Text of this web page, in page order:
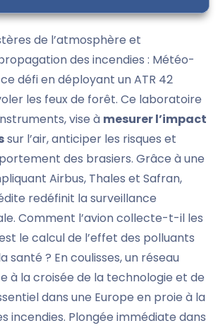
de l’atmosphère et
des incendies : Météo-
défi en déployant un ATR 42
les feux de forêt. Ce laboratoire
vise à mesurer l’impact
sur l’air, anticiper les risques et
des brasiers. Grâce à une
Airbus, Thales et Safran,
redéfinit la surveillance
Comment l’avion collecte-t-il les
le calcul de l’effet des polluants
santé ? En coulisses, un réseau
à la croisée de la technologie et de
dans une Europe en proie à la
incendies. Plongée immédiate dans